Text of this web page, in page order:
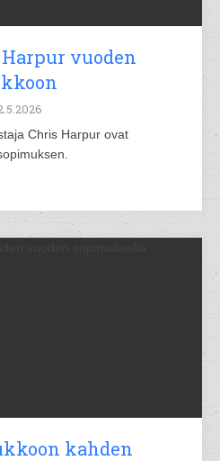
vuoden
Chris Harpur ovat
kahden